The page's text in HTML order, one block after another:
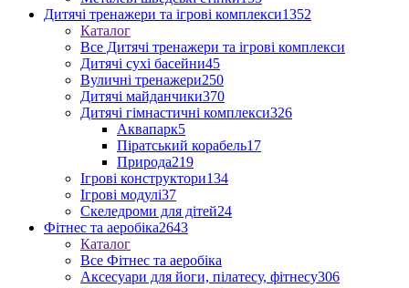
Дитячі тренажери та ігрові комплекси1352
Каталог
Все Дитячі тренажери та ігрові комплекси
Дитячі сухі басейни45
Вуличні тренажери250
Дитячі майданчики370
Дитячі гімнастичні комплекси326
Аквапарк5
Піратський корабель17
Природа219
Ігрові конструктори134
Ігрові модулі37
Скеледроми для дітей24
Фітнес та аеробіка2643
Каталог
Все Фітнес та аеробіка
Аксесуари для йоги, пілатесу, фітнесу306